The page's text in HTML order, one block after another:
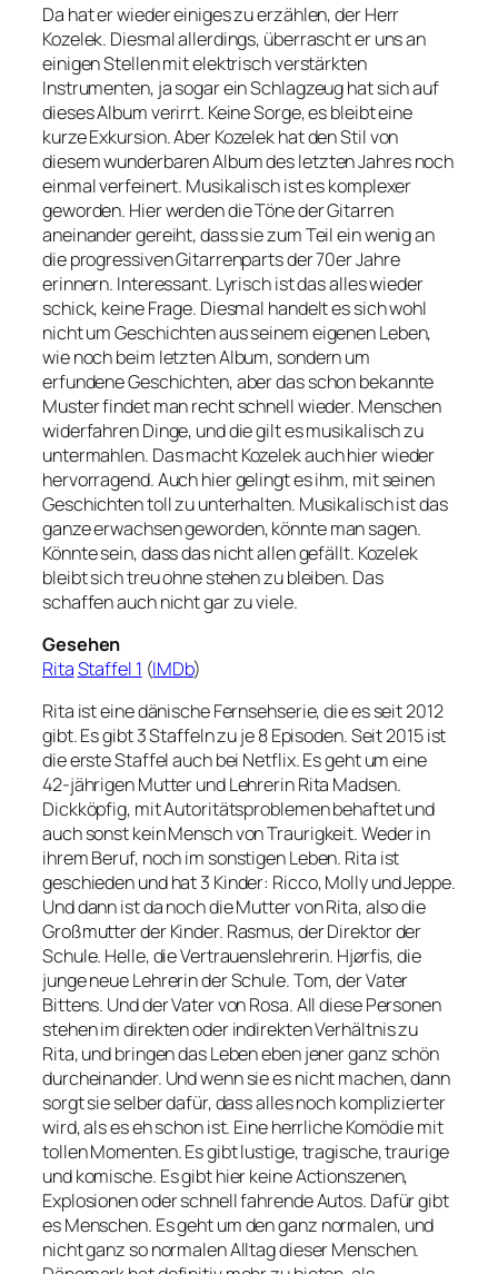
Da hat er wieder einiges zu erzählen, der Herr
Kozelek. Diesmal allerdings, überrascht er uns an
einigen Stellen mit elektrisch verstärkten
Instrumenten, ja sogar ein Schlagzeug hat sich auf
dieses Album verirrt. Keine Sorge, es bleibt eine
kurze Exkursion. Aber Kozelek hat den Stil von
diesem wunderbaren Album des letzten Jahres noch
einmal verfeinert. Musikalisch ist es komplexer
geworden. Hier werden die Töne der Gitarren
aneinander gereiht, dass sie zum Teil ein wenig an
die progressiven Gitarrenparts der 70er Jahre
erinnern. Interessant. Lyrisch ist das alles wieder
schick, keine Frage. Diesmal handelt es sich wohl
nicht um Geschichten aus seinem eigenen Leben,
wie noch beim letzten Album, sondern um
erfundene Geschichten, aber das schon bekannte
Muster findet man recht schnell wieder. Menschen
widerfahren Dinge, und die gilt es musikalisch zu
untermahlen. Das macht Kozelek auch hier wieder
hervorragend. Auch hier gelingt es ihm, mit seinen
Geschichten toll zu unterhalten. Musikalisch ist das
ganze erwachsen geworden, könnte man sagen.
Könnte sein, dass das nicht allen gefällt. Kozelek
bleibt sich treu ohne stehen zu bleiben. Das
schaffen auch nicht gar zu viele.
Gesehen
RitaStaffel 1 (IMDb)
Rita ist eine dänische Fernsehserie, die es seit 2012
gibt. Es gibt 3 Staffeln zu je 8 Episoden. Seit 2015 ist
die erste Staffel auch bei Netflix. Es geht um eine
42-jährigen Mutter und Lehrerin Rita Madsen.
Dickköpfig, mit Autoritätsproblemen behaftet und
auch sonst kein Mensch von Traurigkeit. Weder in
ihrem Beruf, noch im sonstigen Leben. Rita ist
geschieden und hat 3 Kinder: Ricco, Molly und Jeppe.
Und dann ist da noch die Mutter von Rita, also die
Großmutter der Kinder. Rasmus, der Direktor der
Schule. Helle, die Vertrauenslehrerin. Hjørfis, die
junge neue Lehrerin der Schule. Tom, der Vater
Bittens. Und der Vater von Rosa. All diese Personen
stehen im direkten oder indirekten Verhältnis zu
Rita, und bringen das Leben eben jener ganz schön
durcheinander. Und wenn sie es nicht machen, dann
sorgt sie selber dafür, dass alles noch komplizierter
wird, als es eh schon ist. Eine herrliche Komödie mit
tollen Momenten. Es gibt lustige, tragische, traurige
und komische. Es gibt hier keine Actionszenen,
Explosionen oder schnell fahrende Autos. Dafür gibt
es Menschen. Es geht um den ganz normalen, und
nicht ganz so normalen Alltag dieser Menschen.